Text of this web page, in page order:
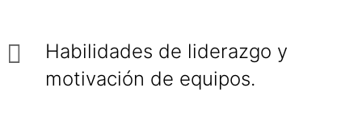
Habilidades de liderazgo y
motivación de equipos.